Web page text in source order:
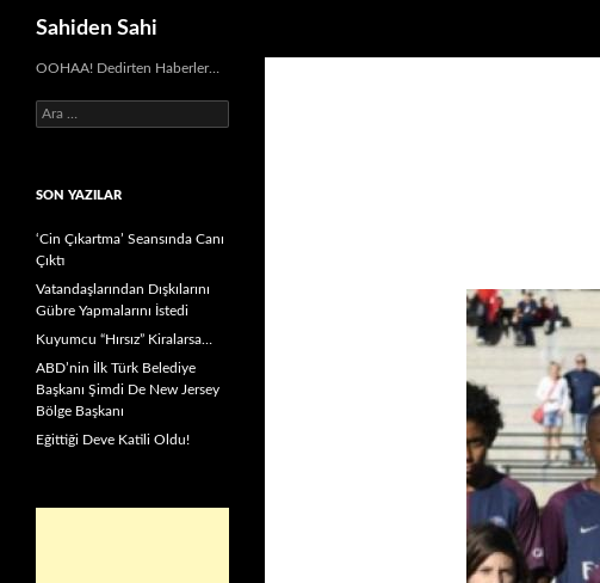
Sahiden Sahi
OOHAA! Dedirten Haberler…
Arama:
SON YAZILAR
‘Cin Çıkartma’ Seansında Canı
Çıktı
Vatandaşlarından Dışkılarını
Gübre Yapmalarını İstedi
Kuyumcu “Hırsız” Kiralarsa…
ABD’nin İlk Türk Belediye
Başkanı Şimdi De New Jersey
Bölge Başkanı
Eğittiği Deve Katili Oldu!